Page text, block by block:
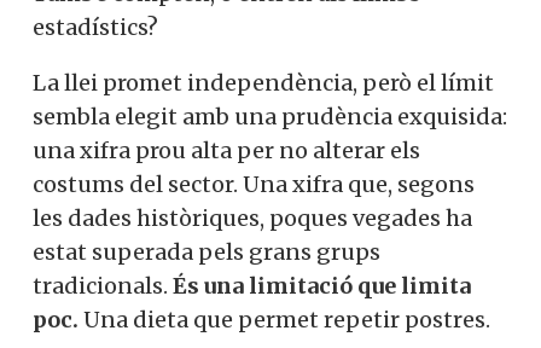
sobre la facturació total o només sobre els
grans empreses participades per l’Estat?
També compten, o entren als llimbs
estadístics?
La llei promet independència, però el
límit sembla elegit amb una prudència
exquisida: una xifra prou alta per no
alterar els costums del sector. Una xifra